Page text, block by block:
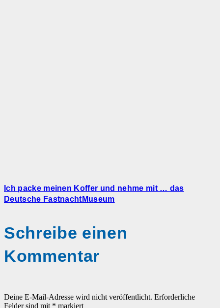
Ich packe meinen Koffer und nehme mit … das
Deutsche FastnachtMuseum
Schreibe einen
Kommentar
Deine E-Mail-Adresse wird nicht veröffentlicht. Erforderliche
Felder sind mit * markiert